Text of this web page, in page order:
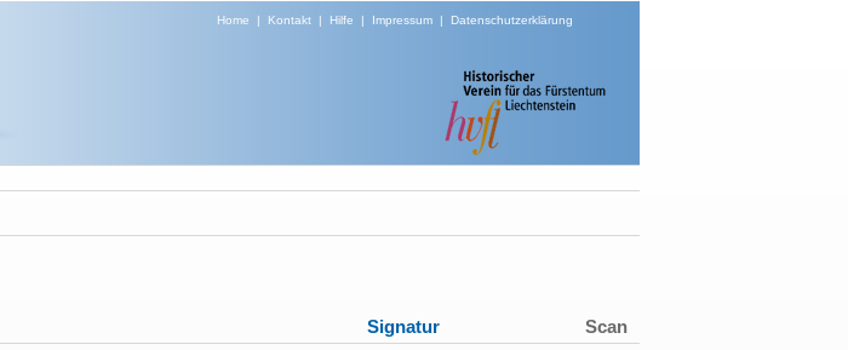
Home | Kontakt| Hilfe | Impressum| Datenschutzerklärung
Signatur Scan